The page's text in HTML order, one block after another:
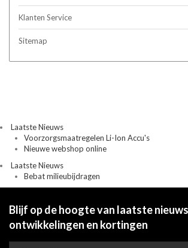
Klanten Service
Sitemap
Laatste Nieuws
Voorzorgsmaatregelen Li-Ion Accu's
Nieuwe webshop online
Laatste Nieuws
Bebat milieubijdragen
Blijf op de hoogte van laatste
ontwikkelingen en kortingen